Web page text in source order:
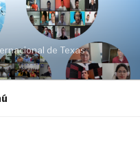
de Texas